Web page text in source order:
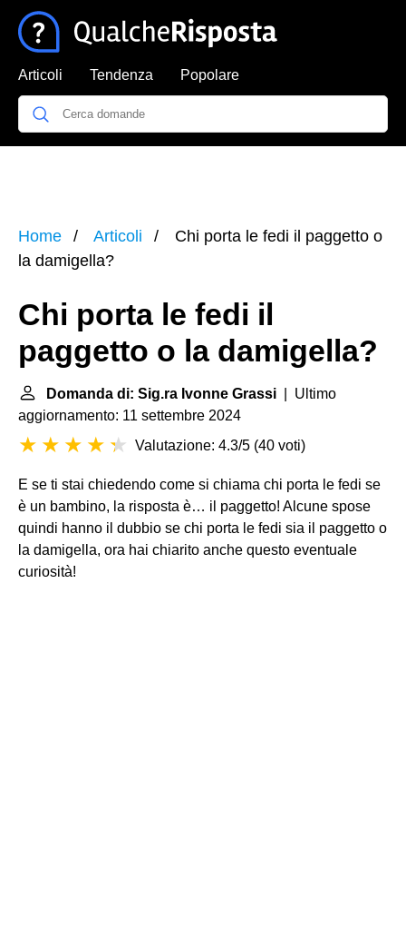
Articoli Tendenza Popolare
Home Articoli
Chi porta le fedi il paggetto o
la damigella?
Chi porta le fedi il
paggetto o la damigella?
Domanda di: Sig.ra Ivonne Grassi | Ultimo
aggiornamento: 11 settembre 2024
Valutazione: 4.3/5 (40 voti)
E se ti stai chiedendo come si chiama chi porta le fedi se
è un bambino, la risposta è… il paggetto! Alcune spose
quindi hanno il dubbio se chi porta le fedi sia il paggetto o
la damigella, ora hai chiarito anche questo eventuale
curiosità!